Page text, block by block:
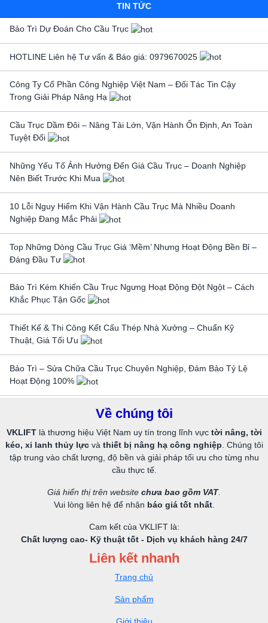
TIN TỨC
Bảo Trì Dự Đoán Cho Cầu Trục
HOTLINE Liên hệ Tư vấn & Báo giá: 0979670025
Công Ty Cổ Phần Công Nghiệp Việt Nam – Đối Tác Tin Cậy
Trong Giải Pháp Nâng Hạ
Cầu Trục Dầm Đôi – Nâng Tải Lớn, Vận Hành Ổn Định, An Toàn
Tuyệt Đối
Những Yếu Tố Ảnh Hưởng Đến Giá Cầu Trục – Doanh Nghiệp
Nên Biết Trước Khi Mua
10 Lỗi Nguy Hiểm Khi Vận Hành Cầu Trục Mà Nhiều Doanh
Nghiệp Đang Mắc Phải
Top Những Dòng Cầu Trục Giá ‘Mềm’ Nhưng Hoạt Động Bền Bỉ –
Đáng Đầu Tư
Bảo Trì Kém Khiến Cầu Trục Ngưng Hoạt Động Đột Ngột – Cách
Khắc Phục Tận Gốc
Thiết Kế & Thi Công Kết Cấu Thép Nhà Xưởng – Chuẩn Kỹ
Thuật, Giá Tối Ưu
Bảo Trì – Sửa Chữa Cầu Trục Chuyên Nghiệp, Đảm Bảo Tỷ Lệ
Hoạt Động 100%
Về chúng tôi
VKLIFTlà thương hiệu Việt Nam uy tín trong lĩnh vực tời nâng, tời
kéo, xi lanh thủy lựcvà thiết bị nâng hạ công nghiệp . Chúng tôi
tập trung vào chất lượng, độ bền và giải pháp tối ưu cho từng nhu
cầu thực tế.
Giá hiển thị trên website chưa bao gồm VAT.
Vui lòng liên hệ để nhận báo giá tốt nhất.
Cam kết của VKLIFT là:
Chất lượng cao- Kỹ thuật tốt - Dịch vụ khách hàng 24/7
Liên kết nhanh
Trang chủ
Sản phẩm
Giới thiệu